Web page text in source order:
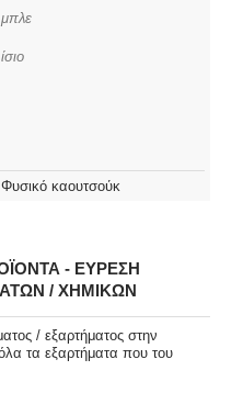
μπλε
ίσιο
καουτσούκ
- ΕΎΡΕΣΗ
/ ΧΗΜΙΚΏΝ
/ εξαρτήματος στην
τα εξαρτήματα που του